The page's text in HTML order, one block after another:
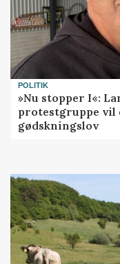
POLITIK
»Nu stopper I«:
protestgruppe vil
gødskningslov